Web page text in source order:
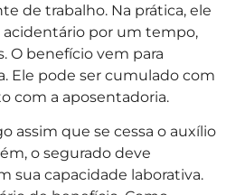
de trabalho. Na prática, ele
por um tempo,
O benefício vem para
Ele pode ser cumulado com
com a aposentadoria.
assim que se cessa o auxílio
o segurado deve
sua capacidade laborativa.